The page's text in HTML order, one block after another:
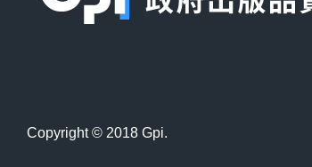
Copyright © 2018 Gpi.